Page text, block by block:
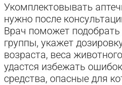
Укомплектовывать
нужно после
Врач поможет
группы, укажет
возраста, веса
удастся избежать
средства, опасные для